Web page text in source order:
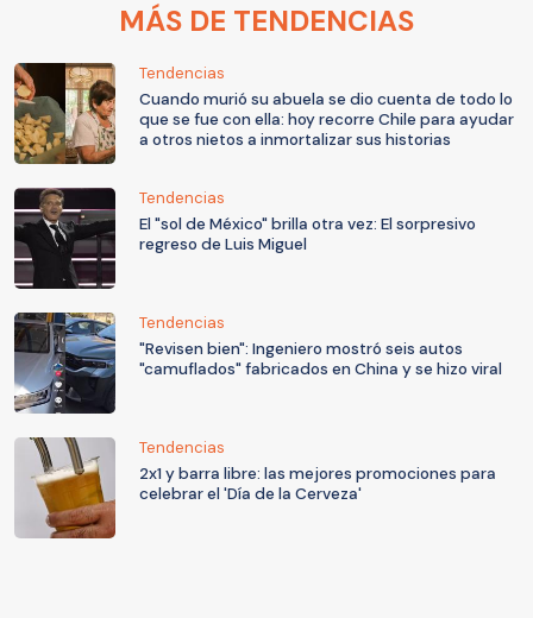
MÁS DE TENDENCIAS
Tendencias
Cuando murió su abuela se dio cuenta de todo lo
que se fue con ella: hoy recorre Chile para ayudar
a otros nietos a inmortalizar sus historias
Tendencias
El "sol de México" brilla otra vez: El sorpresivo
regreso de Luis Miguel
Tendencias
"Revisen bien": Ingeniero mostró seis autos
"camuflados" fabricados en China y se hizo viral
Tendencias
2x1 y barra libre: las mejores promociones para
celebrar el 'Día de la Cerveza'